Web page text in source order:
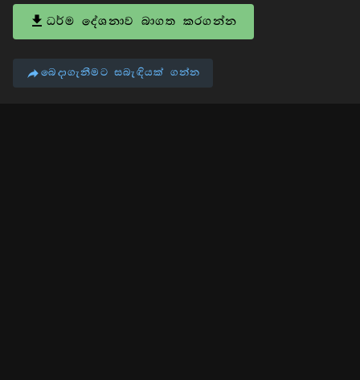
ධර්ම දේශනාව බාගත කරගන්න
බෙදාගැනීමට සබැඳියක් ගන්න